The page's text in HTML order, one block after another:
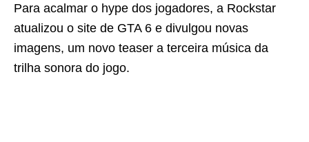
Para acalmar o hype dos jogadores, a Rockstar
atualizou o site de GTA 6 e divulgou novas
imagens, um novo teaser a terceira música da
trilha sonora do jogo.